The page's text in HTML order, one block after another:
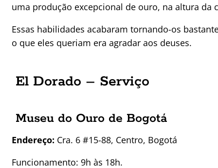
uma produção excepcional de ouro, na altura da
Essas habilidades acabaram tornando-os
o que eles queriam era agradar aos deuses.
El Dorado – Serviço
Museu do Ouro de Bogotá
Endereço: Cra. 6 #15-88, Centro, Bogotá
Funcionamento: 9h às 18h.